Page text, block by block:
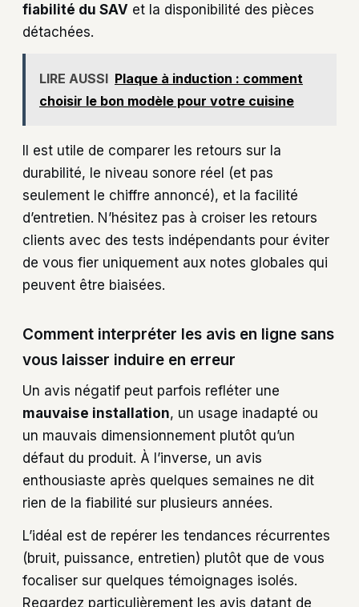
fiabilité du SAV et la disponibilité des pièces
détachées.
LIRE AUSSI Plaque à induction : comment
choisir le bon modèle pour votre cuisine
Il est utile de comparer les retours sur la
durabilité, le niveau sonore réel (et pas
seulement le chiffre annoncé), et la facilité
d’entretien. N’hésitez pas à croiser les retours
clients avec des tests indépendants pour éviter
de vous fier uniquement aux notes globales qui
peuvent être biaisées.
Comment interpréter les avis en ligne sans
vous laisser induire en erreur
Un avis négatif peut parfois refléter une
mauvaise installation, un usage inadapté ou
un mauvais dimensionnement plutôt qu’un
défaut du produit. À l’inverse, un avis
enthousiaste après quelques semaines ne dit
rien de la fiabilité sur plusieurs années.
L’idéal est de repérer les tendances récurrentes
(bruit, puissance, entretien) plutôt que de vous
focaliser sur quelques témoignages isolés.
Regardez particulièrement les avis datant de